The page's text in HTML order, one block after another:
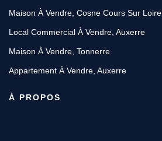
Maison À Vendre, Cosne Cours Sur Loire
Local Commercial À Vendre, Auxerre
Maison À Vendre, Tonnerre
Appartement À Vendre, Auxerre
À PROPOS